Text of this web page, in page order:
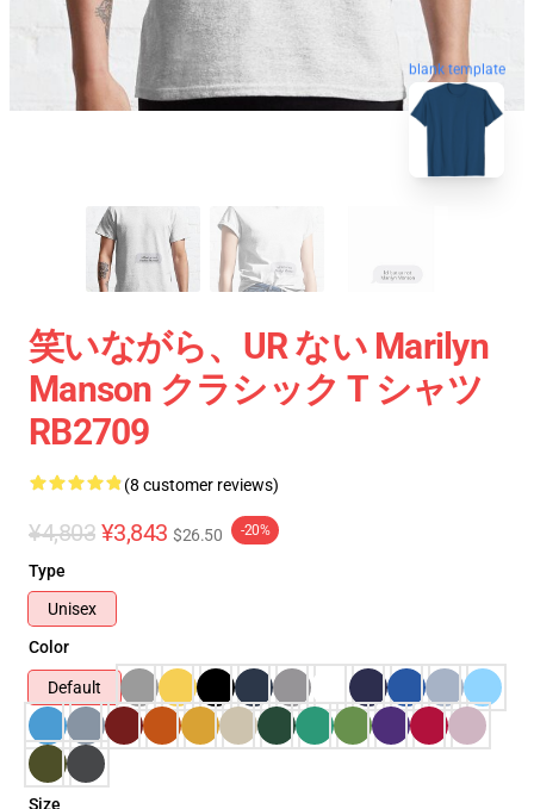
blank template
笑いながら、UR ない Marilyn
Manson クラシック T シャツ
RB2709
(8 customer reviews)
¥4,803 ¥3,843 $26.50 -20%
Type
Unisex
Color
Default
Size